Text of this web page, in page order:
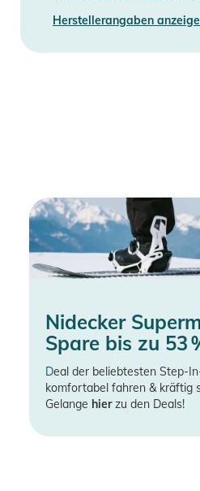
Herstellerangaben
Nidecker
Spare bis zu 53
Deal der beliebtesten Step-
komfortabel fahren & kräftig
Gelange hierzu den Deals!